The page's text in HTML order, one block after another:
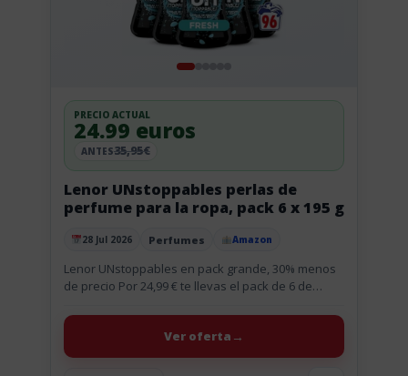
Publicado el
28 Jul 2026 Perfumes Amazon
Lenor UNstoppables perlas de
perfume para la ropa, pack 6 x 195 g
PRECIO ACTUAL
24.99 euros
ANTES35,95€
Lenor UNstoppables en pack grande, 30% menos
de precio Por 24,99 € te llevas el pack de 6 de
Ver oferta